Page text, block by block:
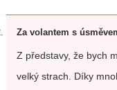
Za volantem s
Z představy, že bych
velký strach. Díky